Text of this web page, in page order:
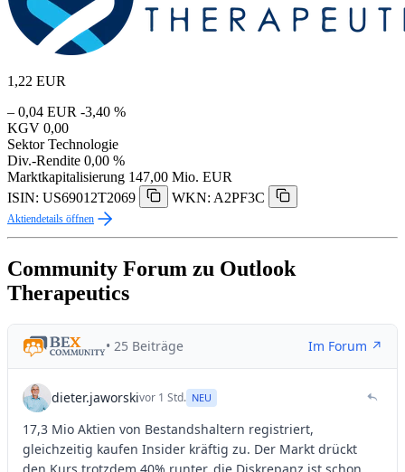
1,22 EUR
– 0,04 EUR -3,40 %
KGV 0,00
Sektor Technologie
Div.-Rendite 0,00 %
Marktkapitalisierung 147,00 Mio. EUR
ISIN: US69012T2069
WKN: A2PF3C
Aktiendetails öffnen
Community Forum zu Outlook
Therapeutics